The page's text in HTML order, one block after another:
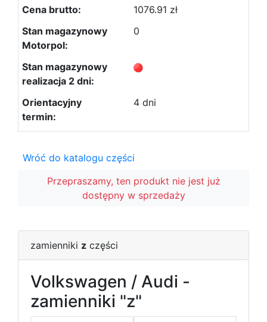
1076.91 zł
0
4 dni
Wróć do katalogu części
Przepraszamy, ten produkt nie jest już
dostępny w sprzedaży
zamienniki z części
Volkswagen / Audi -
zamienniki "z"